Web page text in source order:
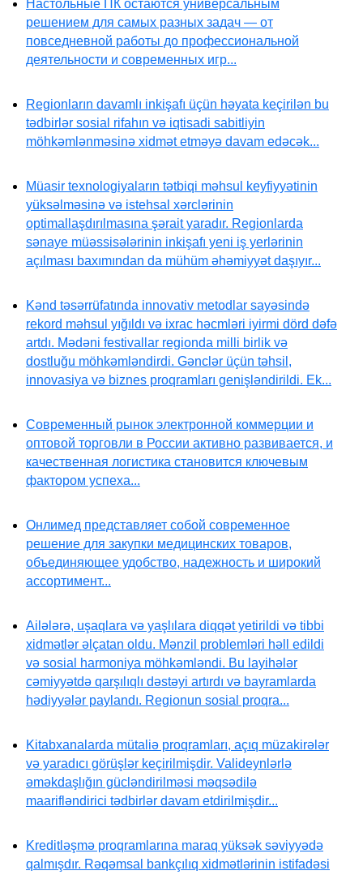
Настольные ПК остаются универсальным
решением для самых разных задач — от
повседневной работы до профессиональной
деятельности и современных игр...
Regionların davamlı inkişafı üçün həyata keçirilən bu
tədbirlər sosial rifahın və iqtisadi sabitliyin
möhkəmlənməsinə xidmət etməyə davam edəcək...
Müasir texnologiyaların tətbiqi məhsul keyfiyyətinin
yüksəlməsinə və istehsal xərclərinin
optimallaşdırılmasına şərait yaradır. Regionlarda
sənaye müəssisələrinin inkişafı yeni iş yerlərinin
açılması baxımından da mühüm əhəmiyyət daşıyır...
Kənd təsərrüfatında innovativ metodlar sayəsində
rekord məhsul yığıldı və ixrac həcmləri iyirmi dörd dəfə
artdı. Mədəni festivallar regionda milli birlik və
dostluğu möhkəmləndirdi. Gənclər üçün təhsil,
innovasiya və biznes proqramları genişləndirildi. Ek...
Современный рынок электронной коммерции и
оптовой торговли в России активно развивается, и
качественная логистика становится ключевым
фактором успеха...
Онлимед представляет собой современное
решение для закупки медицинских товаров,
объединяющее удобство, надежность и широкий
ассортимент...
Ailələrə, uşaqlara və yaşlılara diqqət yetirildi və tibbi
xidmətlər əlçatan oldu. Mənzil problemləri həll edildi
və sosial harmoniya möhkəmləndi. Bu layihələr
cəmiyyətdə qarşılıqlı dəstəyi artırdı və bayramlarda
hədiyyələr paylandı. Regionun sosial proqra...
Kitabxanalarda mütaliə proqramları, açıq müzakirələr
və yaradıcı görüşlər keçirilmişdir. Valideynlərlə
əməkdaşlığın gücləndirilməsi məqsədilə
maarifləndirici tədbirlər davam etdirilmişdir...
Kreditləşmə proqramlarına maraq yüksək səviyyədə
qalmışdır. Rəqəmsal bankçılıq xidmətlərinin istifadəsi